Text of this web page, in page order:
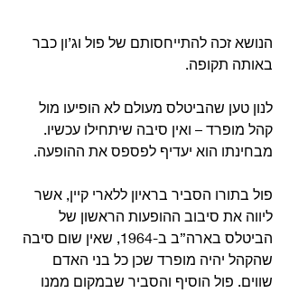
הנושא זכה להתייחסותם של פול וג’ון כבר
באותה תקופה.
לנון טען שהביטלס מעולם לא הופיעו מול
קהל מופרד – ואין סיבה שיתחילו עכשיו.
מבחינתו הוא יעדיף לפספס את ההופעה.
פול בתורו הסביר בראיון ללארי קיין, אשר
ליווה את סיבוב ההופעות הראשון של
הביטלס בארה”ב ב-1964, שאין שום סיבה
שהקהל יהיה מופרד שכן כל בני האדם
שווים. פול הוסיף והסביר שבמקום ממנו